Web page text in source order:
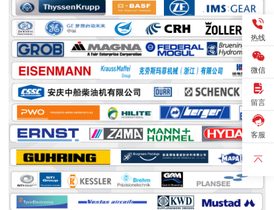
热线
微信
留言
客服